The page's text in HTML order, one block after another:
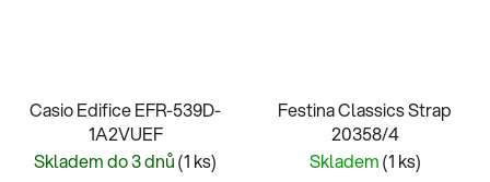
Casio Edifice EFR-539D-
1A2VUEF
Skladem do 3 dnů(1 ks)
Festina Classics Strap
20358/4
Skladem(1 ks)